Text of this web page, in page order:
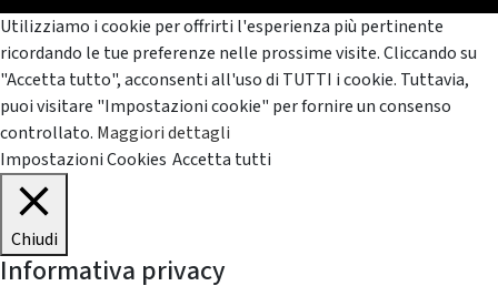
Utilizziamo i cookie per offrirti l'esperienza più pertinente
ricordando le tue preferenze nelle prossime visite. Cliccando su
"Accetta tutto", acconsenti all'uso di TUTTI i cookie. Tuttavia,
puoi visitare "Impostazioni cookie" per fornire un consenso
controllato. Maggiori dettagli
Impostazioni Cookies Accetta tutti
Chiudi
Informativa privacy